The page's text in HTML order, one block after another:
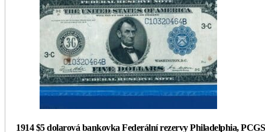
1914 $5 dolarová bankovka Federální rezervy Philadelphia,